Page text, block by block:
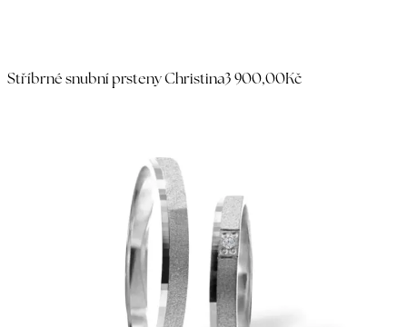
Stříbrné snubní prsteny Christina3 900,00Kč